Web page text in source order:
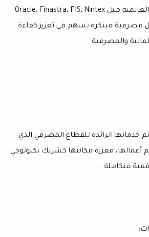
مع كبرى الشركات العالمية مثل Oracle، Finastra، FIS، Nintex
مصرفية مبتكرة تسهم في تعزيز كفاءة
والمصرفية.
خدماتها الرائدة للقطاع المصرفي الذي
حجم أعمالها، معززة مكانتها كشريك تكنولوجي
متكاملة.